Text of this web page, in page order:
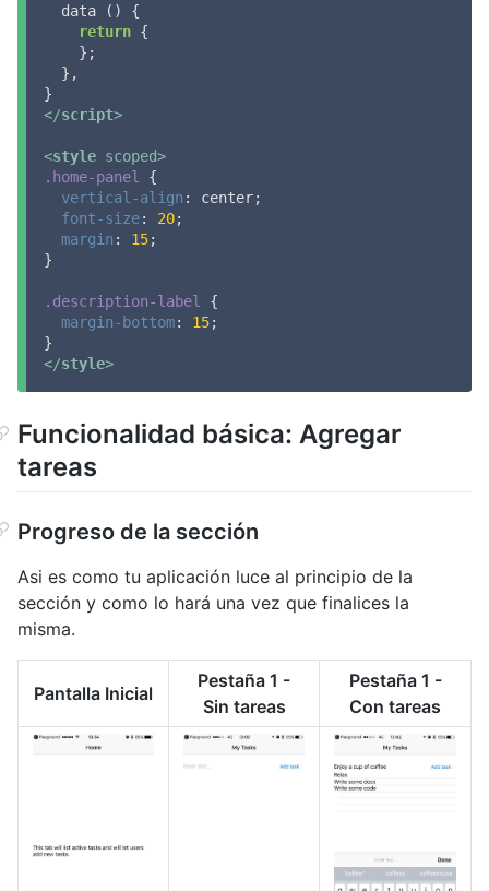
  data () {
return {
    };
  },
</script>
<style scoped>
.home-panel
{
vertical-align : center;
font-size: 20;
margin : 15;
}
.description-label
{
margin-bottom: 15;
</style>
Funcionalidad básica: Agregar
tareas
Progreso de la sección
Asi es como tu aplicación luce al principio de la
sección y como lo hará una vez que finalices la
misma.
Pantalla Inicial
Pestaña 1 -
Sin tareas
Pestaña 1 -
Con tareas